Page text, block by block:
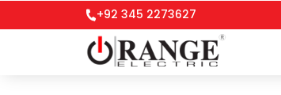
+92 345 2273627